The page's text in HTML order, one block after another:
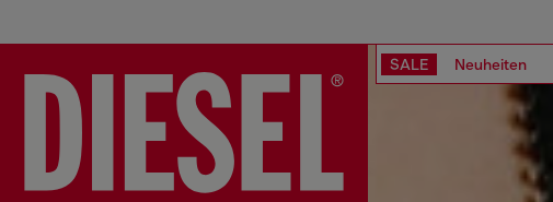
SALE Neuheiten